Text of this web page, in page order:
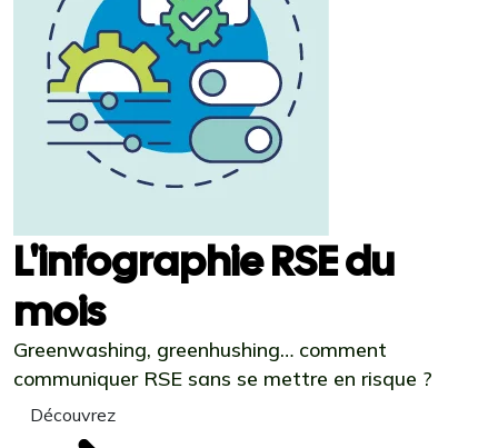
L'infographie RSE du
mois
Greenwashing, greenhushing… comment
communiquer RSE sans se mettre en risque ?
Découvrez